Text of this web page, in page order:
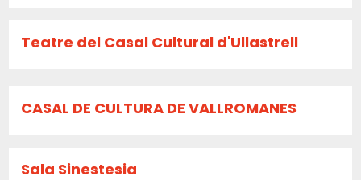
Teatre del Casal Cultural d'Ullastrell
CASAL DE CULTURA DE VALLROMANES
Sala Sinestesia